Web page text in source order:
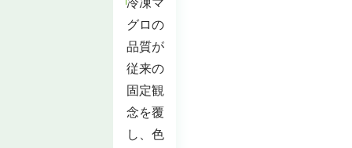
冷凍マ
グロの
品質が
従来の
固定観
念を覆
し、色